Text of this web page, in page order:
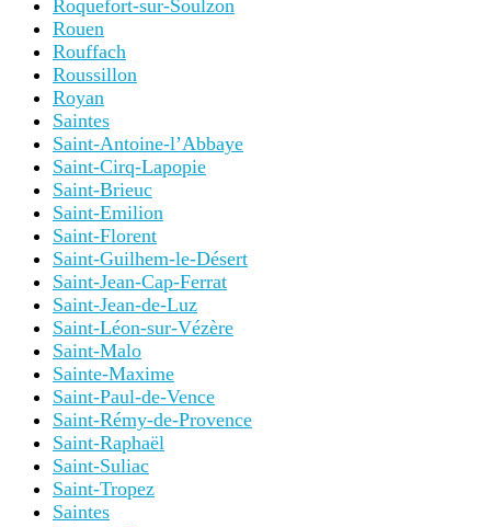
Roquefort-sur-Soulzon
Rouen
Rouffach
Roussillon
Royan
Saintes
Saint-Antoine-l’Abbaye
Saint-Cirq-Lapopie
Saint-Brieuc
Saint-Emilion
Saint-Florent
Saint-Guilhem-le-Désert
Saint-Jean-Cap-Ferrat
Saint-Jean-de-Luz
Saint-Léon-sur-Vézère
Saint-Malo
Sainte-Maxime
Saint-Paul-de-Vence
Saint-Rémy-de-Provence
Saint-Raphaël
Saint-Suliac
Saint-Tropez
Saintes